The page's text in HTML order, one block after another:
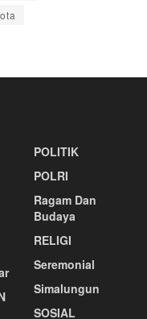
POLITIK
POLRI
Ragam Dan
Budaya
RELIGI
Seremonial
Simalungun
SOSIAL